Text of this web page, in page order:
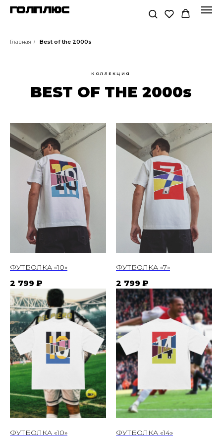
Главная / Best of the 2000s
КОЛЛЕКЦИЯ
BEST OF THE 2000s
ФУТБОЛКА «10»
2 799 ₽
ФУТБОЛКА «7»
2 799 ₽
ФУТБОЛКА «10» ФУТБОЛКА «14»